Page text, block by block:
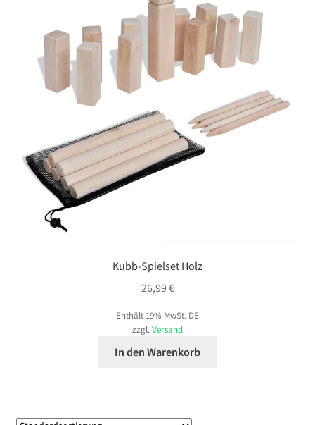
Kubb-Spielset Holz
26,99 €
Enthält 19% MwSt. DE
zzgl. Versand
In den Warenkorb